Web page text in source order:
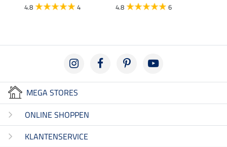
4.8 4 4.8 6
MEGA STORES
ONLINE SHOPPEN
KLANTENSERVICE